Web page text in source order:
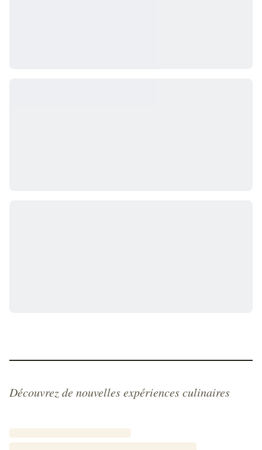
Découvrez de nouvelles expériences culinaires